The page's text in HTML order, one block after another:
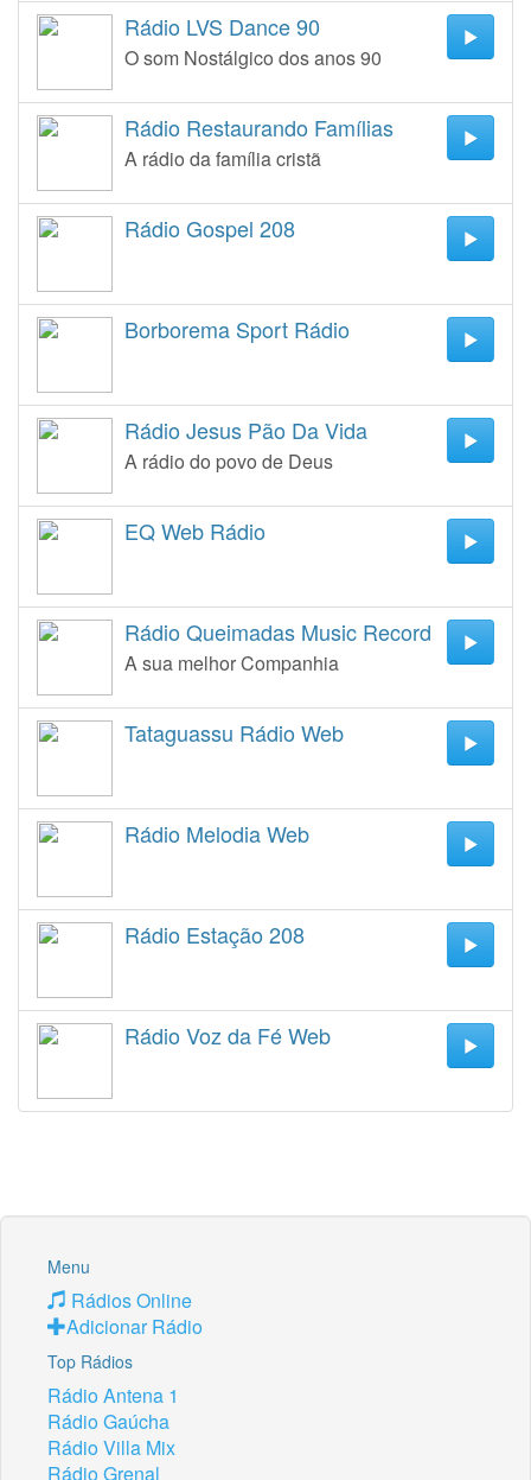
Rádio LVS Dance 90
O som Nostálgico dos anos 90
Rádio Restaurando Famílias
A rádio da família cristã
Rádio Gospel 208
Borborema Sport Rádio
Rádio Jesus Pão Da Vida
A rádio do povo de Deus
EQ Web Rádio
Rádio Queimadas Music Record
A sua melhor Companhia
Tataguassu Rádio Web
Rádio Melodia Web
Rádio Estação 208
Rádio Voz da Fé Web
Menu
Rádios Online
Adicionar Rádio
Top Rádios
Rádio Antena 1
Rádio Gaúcha
Rádio Villa Mix
Rádio Grenal